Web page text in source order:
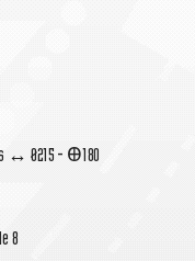
↔ Ø215 - Ꚛ180
8